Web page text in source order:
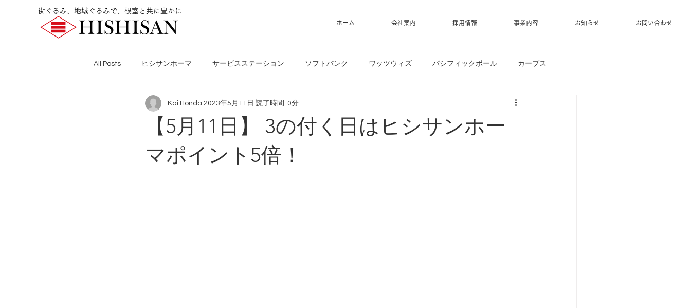
街ぐるみ、地域ぐるみで、根室と共に豊かに
ホーム 会社案内 採用情報 事業内容 お知らせ お問い合わせ
All Posts ヒシサンホーマ サービスステーション ソフトバンク ワッツウィズ パシフィックボール カーブス
【5月11日】 3の付く日はヒシサンホー
マポイント5倍！
Kai Honda 2023年5月11日 読了時間: 0分